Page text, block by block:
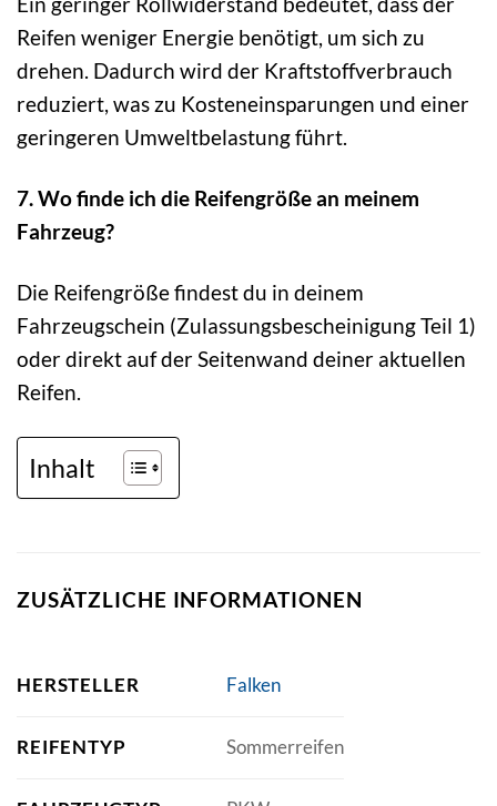
Reifen weniger Energie benötigt, um sich zu
drehen. Dadurch wird der Kraftstoffverbrauch
reduziert, was zu Kosteneinsparungen und einer
geringeren Umweltbelastung führt.
7. Wo finde ich die Reifengröße an meinem
Fahrzeug?
Die Reifengröße findest du in deinem
Fahrzeugschein (Zulassungsbescheinigung Teil 1)
oder direkt auf der Seitenwand deiner aktuellen
Reifen.
Inhalt
ZUSÄTZLICHE INFORMATIONEN
HERSTELLER Falken
REIFENTYP Sommerreifen